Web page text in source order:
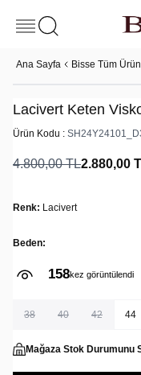
Ana Sayfa Bisse Tüm
Lacivert Keten
Ürün Kodu :
4.800,00TL2.880,00
Renk: Lacivert
Beden:
158kez görüntülendi
38 40 42 44
Mağaza Stok Durumunu